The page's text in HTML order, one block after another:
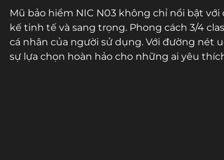
Mũ bảo hiểm NIC N03 không chỉ nổi bật
kế tinh tế và sang trọng. Phong cách 3/4
cá nhân của người sử dụng. Với đường nét
sự lựa chọn hoàn hảo cho những ai yêu